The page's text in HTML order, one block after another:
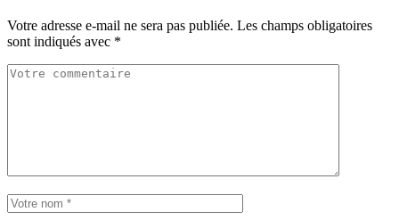
Votre adresse e-mail ne sera pas publiée. Les champs obligatoires
sont indiqués avec *